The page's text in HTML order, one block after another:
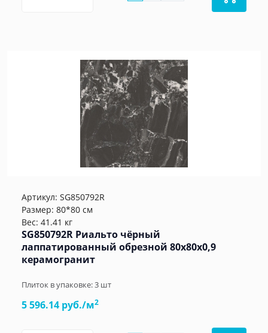
Артикул: SG850792R
Размер: 80*80 см
Вес: 41.41 кг
SG850792R Риальто чёрный
лаппатированный обрезной 80x80x0,9
керамогранит
Плиток в упаковке:3 шт
5 596.14 руб./м2